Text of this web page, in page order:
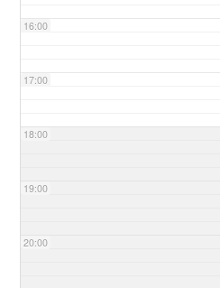
16:00
17:00
18:00
19:00
20:00